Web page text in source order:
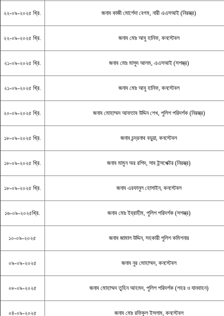
২২-০৯-২০২৫ খ্রি. জনাব কাজী মোর্শেদা বেগম, নারী এএসআই (নিরস্ত্র)
২২-০৯-২০২৫ খ্রি. জনাব মোঃ আবু হানিফ, কনস্টেবল
২১-০৯-২০২৫ খ্রি. জনাব মোঃ মাসুদ আলম, এএসআই (সশস্ত্র)
২১-০৯-২০২৫ খ্রি. জনাব মোঃ আবু হানিফ, কনস্টেবল
২০-০৯-২০২৫ খ্রি. জনাব মোহাম্মদ আফতাব উদ্দিন শেখ, পুলিশ পরিদর্শক (নিরস্ত্র)
১৮-০৯-২০২৫ খ্রি. জনাব চন্দ্রনাথ বড়ুয়া, কনস্টেবল
১৮-০৯-২০২৫ খ্রি. জনাব মামুন অর রশিদ, সাব ইন্সপেক্টর (নিরস্ত্র)
১৮-০৯-২০২৫ খ্রি. জনাব এরফানুল হোসাইন, কনস্টেবল
১৬-০৯-২০২৫খ্রি. জনাব মোঃ ইব্রাহীম, পুলিশ পরিদর্শক (সশস্ত্র)
১০-০৯-২০২৫ জনাব জামাল উদ্দিন, সহকারী পুলিশ কমিশনার
০৯-০৯-২০২৫ জনাব নুর মোহাম্মদ, কনস্টেবল
০৮-০৯-২০২৫ জনাব মোহাম্মদ তুহিন আহমদ, পুলিশ পরিদর্শক (শহর ও যানবাহন)
০৪-০৯-২০২৫ জনাব মোঃ রফিকুল ইসলাম, কনস্টেবল